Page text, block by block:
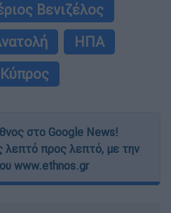
Βενιζέλος
ΗΠΑ
Κύπρος
στο Google News!
λεπτό προς λεπτό, με την
www.ethnos.gr